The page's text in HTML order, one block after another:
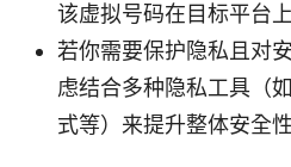
该虚拟号码在目标平台
若你需要保护隐私且对
虑结合多种隐私工具（
式等）来提升整体安全